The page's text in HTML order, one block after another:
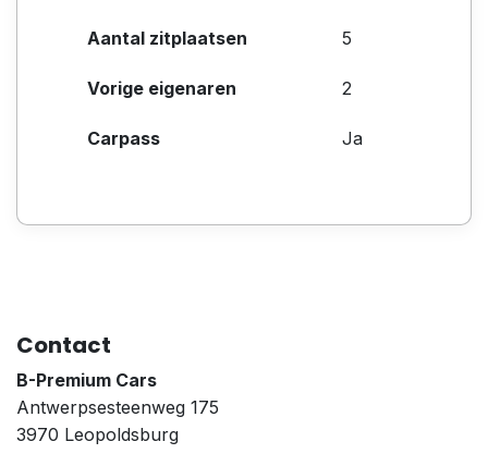
Aantal zitplaatsen 5
Vorige eigenaren 2
Carpass Ja
Contact
B-Premium Cars
Antwerpsesteenweg 175
3970 Leopoldsburg